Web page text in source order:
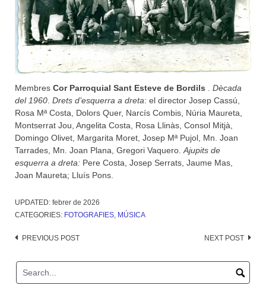
Membres Cor Parroquial Sant Esteve de Bordils
Dècada
del 1960 Drets d’esquerra a dreta: el director Josep Cassú,
Rosa Mª Costa, Dolors Quer, Narcís Combis, Núria Maureta,
Montserrat Jou, Angelita Costa, Rosa Llinàs, Consol Mitjà,
Domingo Olivet, Margarita Moret, Josep Mª Pujol, Mn. Joan
Tarrades, Mn. Joan Plana, Gregori Vaquero. Ajupits de
esquerra a dreta: Pere Costa, Josep Serrats, Jaume Mas,
Joan Maureta; Lluís Pons.
UPDATED: febrer de 2026
CATEGORIES: FOTOGRAFIES, MÚSICA
Post
PREVIOUS POST NEXT POST